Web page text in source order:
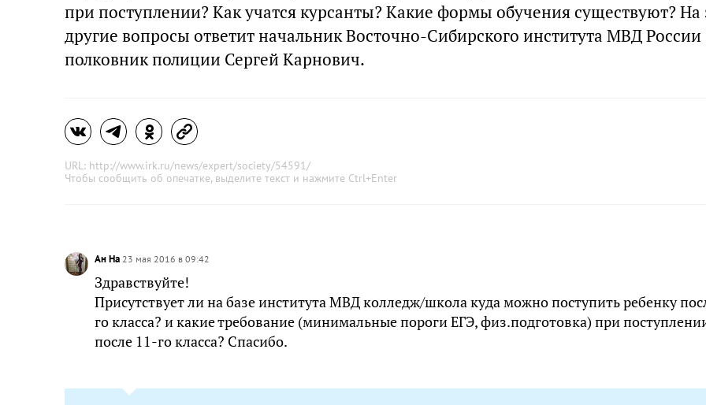
при поступлении? Как учатся курсанты? Какие формы обучения существуют? На
другие вопросы ответит начальник Восточно-Сибирского института МВД России
полковник полиции Сергей Карнович.
URL: http://www.irk.ru/news/expert/society/54591/
Чтобы сообщить об опечатке, выделите текст и нажмите Ctrl+Enter
Ан На 23 мая 2016 в 09:42
Здравствуйте!
Присутствует ли на базе института МВД колледж/школа куда можно поступить ребенку
го класса? и какие требование (минимальные пороги ЕГЭ, физ.подготовка) при
после 11-го класса? Спасибо.